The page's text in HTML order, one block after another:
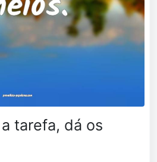
tarefa, dá os